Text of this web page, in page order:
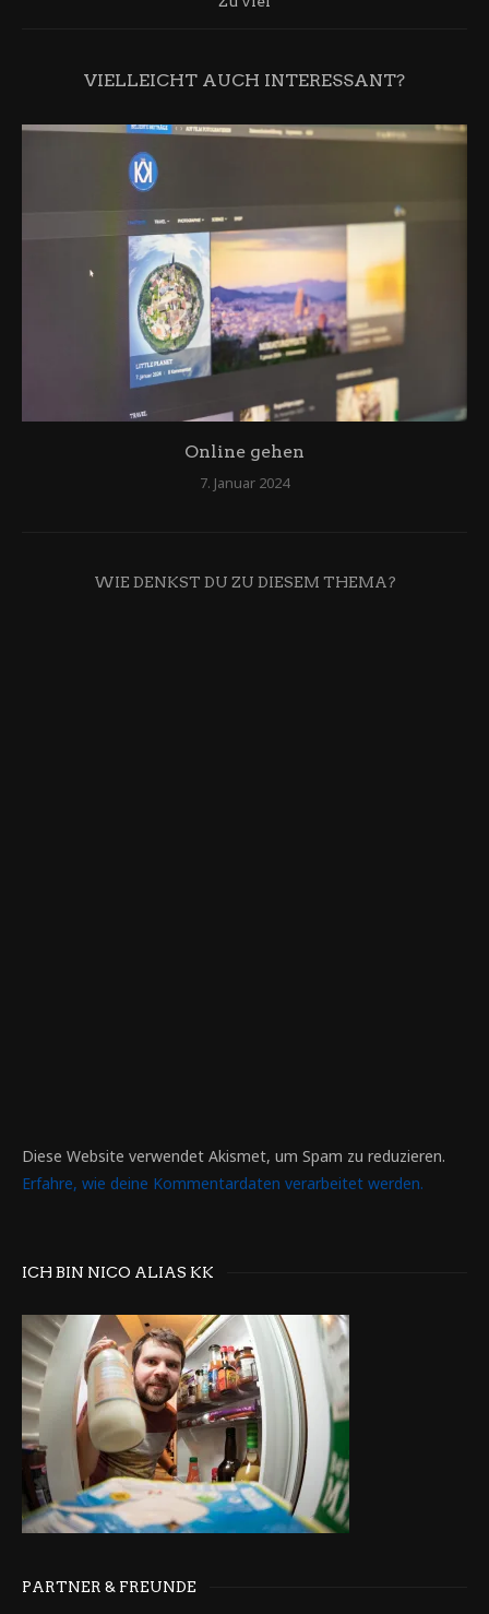
VIELLEICHT AUCH INTERESSANT?
Online gehen
7. Januar 2024
WIE DENKST DU ZU DIESEM THEMA?
Diese Website verwendet Akismet, um Spam zu reduzieren.
Erfahre, wie deine Kommentardaten verarbeitet werden.
ICH BIN NICO ALIAS KK
PARTNER & FREUNDE